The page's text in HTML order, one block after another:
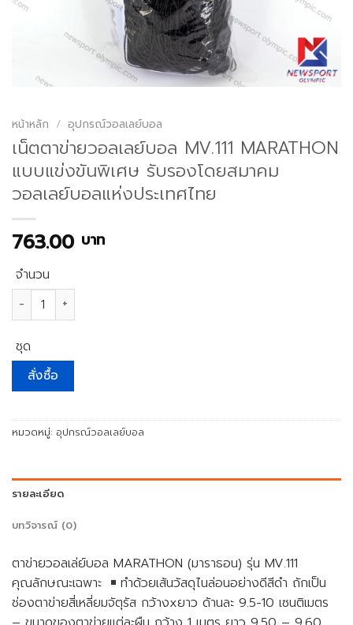
หน้าหลัก / อุปกรณ์วอลเลย์บอล
เน็ตตาข่ายวอลเลย์บอล MV.111 MARATHON
แบบแข่งขันพิเศษ รับรองโดยสมาคม
วอลเลย์บอลแห่งประเทศไทย
763.00 บาท
จำนวน
จำนวน เน็ตตาข่ายวอลเลย์บอล MV.111 MARATHON แบบแข่งขั
ชุด
สั่งซื้อ
หมวดหมู่: อุปกรณ์วอลเลย์บอล
รายละเอียด
บทวิจารณ์ (0)
ตาข่ายวอลเล่ย์บอล MARATHON (มาราธอน) รุ่น MV.111
คุณลักษณะเฉพาะ
ทําด้วยเส้นวัสดุไนล่อนอย่างดีสีดํา ถักเป็น
ช่องตาข่ายสี่เหลี่ยมจัตุรัส กว้างxยาว ด้านละ 9.5-10 เซนติเมตร